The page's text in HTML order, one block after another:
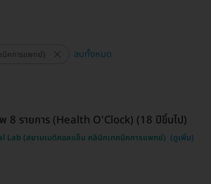
นิคการแพทย์) ลบทั้งหมด
8 รายการ (Health O'Clock) (18 ปีขึ้นไป)
Lab (สยามเมดิคอลแล็บ คลินิกเทคนิคการแพทย์)